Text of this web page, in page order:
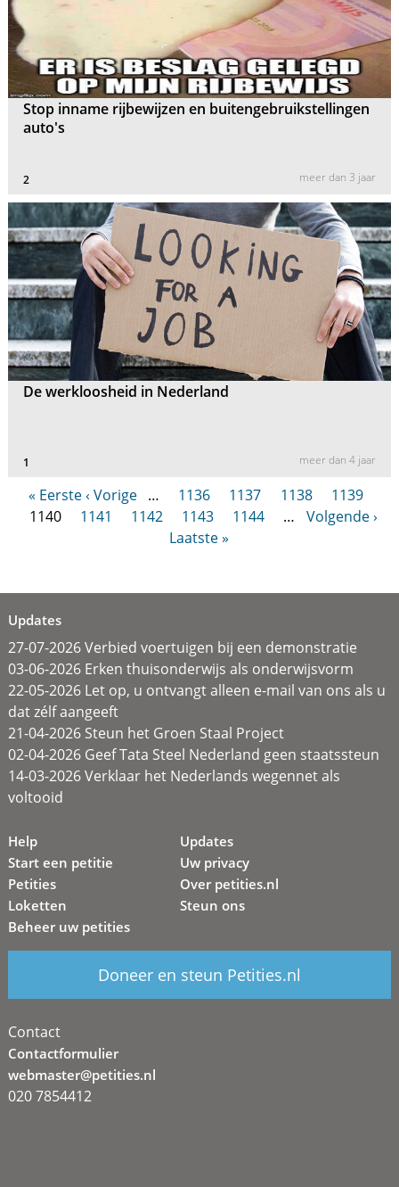
Stop inname rijbewijzen en buitengebruikstellingen
auto's
2 meer dan 3 jaar
De werkloosheid in Nederland
1 meer dan 4 jaar
« Eerste ‹ Vorige … 1136 1137 1138
1139
1140
1141 1142 1143 1144 …
Volgende ›
Laatste »
Updates
27-07-2026 Verbied voertuigen bij een demonstratie
03-06-2026 Erken thuisonderwijs als onderwijsvorm
22-05-2026 Let op, u ontvangt alleen e-mail van ons als u
dat zélf aangeeft
21-04-2026 Steun het Groen Staal Project
02-04-2026 Geef Tata Steel Nederland geen staatssteun
14-03-2026 Verklaar het Nederlands wegennet als
voltooid
Help
Start een petitie
Petities
Loketten
Beheer uw petities
Updates
Uw privacy
Over petities.nl
Steun ons
Doneer en steun Petities.nl
Contact
Contactformulier
webmaster@petities.nl
020 7854412